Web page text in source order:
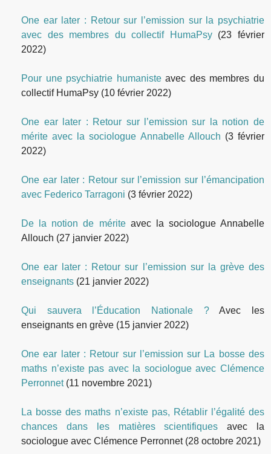
One ear later : Retour sur l’emission sur la psychiatrie
avec des membres du collectif HumaPsy(23 février
2022)
Pour une psychiatrie humaniste avec des membres du
collectif HumaPsy (10 février 2022)
One ear later : Retour sur l’emission sur la notion de
mérite avec la sociologue Annabelle Allouch (3 février
2022)
One ear later : Retour sur l’emission sur l’émancipation
avec Federico Tarragoni (3 février 2022)
De la notion de mérite avec la sociologue Annabelle
Allouch (27 janvier 2022)
One ear later : Retour sur l’emission sur la grève des
enseignants (21 janvier 2022)
Qui sauvera l’Éducation Nationale ?
Avec les
enseignants en grève (15 janvier 2022)
One ear later : Retour sur l’emission sur La bosse des
maths n’existe pas avec la sociologue avec Clémence
Perronnet(11 novembre 2021)
La bosse des maths n’existe pas, Rétablir l’égalité des
chances dans les matières scientifiques
avec la
sociologue avec Clémence Perronnet(28 octobre 2021)